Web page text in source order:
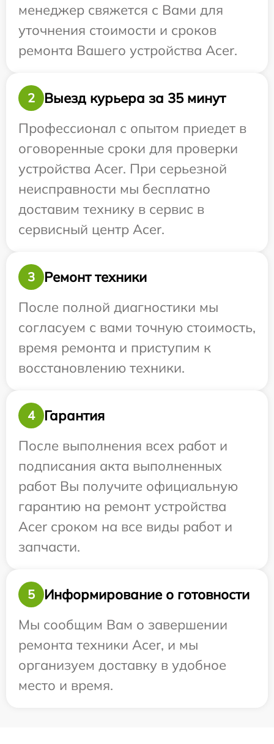
менеджер свяжется с Вами для
уточнения стоимости и сроков
ремонта Вашего устройства Acer.
2
Выезд курьера за 35 минут
Профессионал с опытом приедет в
оговоренные сроки для проверки
устройства Acer. При серьезной
неисправности мы бесплатно
доставим технику в сервис в
сервисный центр Acer.
3
Ремонт техники
После полной диагностики мы
согласуем с вами точную стоимость,
время ремонта и приступим к
восстановлению техники.
4
Гарантия
После выполнения всех работ и
подписания акта выполненных
работ Вы получите официальную
гарантию на ремонт устройства
Acer сроком на все виды работ и
запчасти.
5
Информирование о готовности
Мы сообщим Вам о завершении
ремонта техники Acer, и мы
организуем доставку в удобное
место и время.